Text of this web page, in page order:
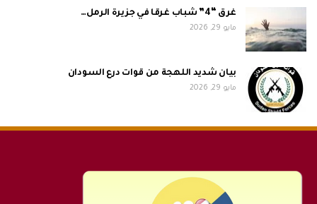
غرق “4” شباب غرقا في جزيرة الرمل…
مايو 29, 2026
بيان شديد اللهجة من قوات درع السودان
مايو 29, 2026